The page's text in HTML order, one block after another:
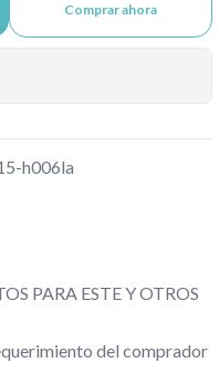
Comprar ahora
h006la
PARA ESTE Y OTROS
del comprador